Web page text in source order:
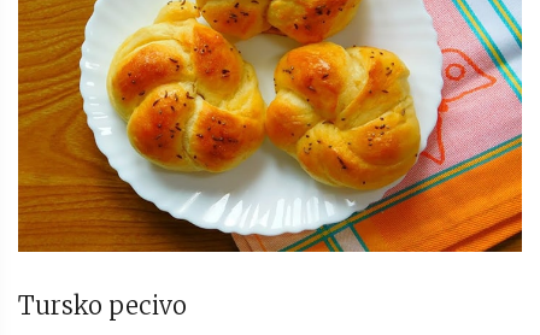
Tursko pecivo